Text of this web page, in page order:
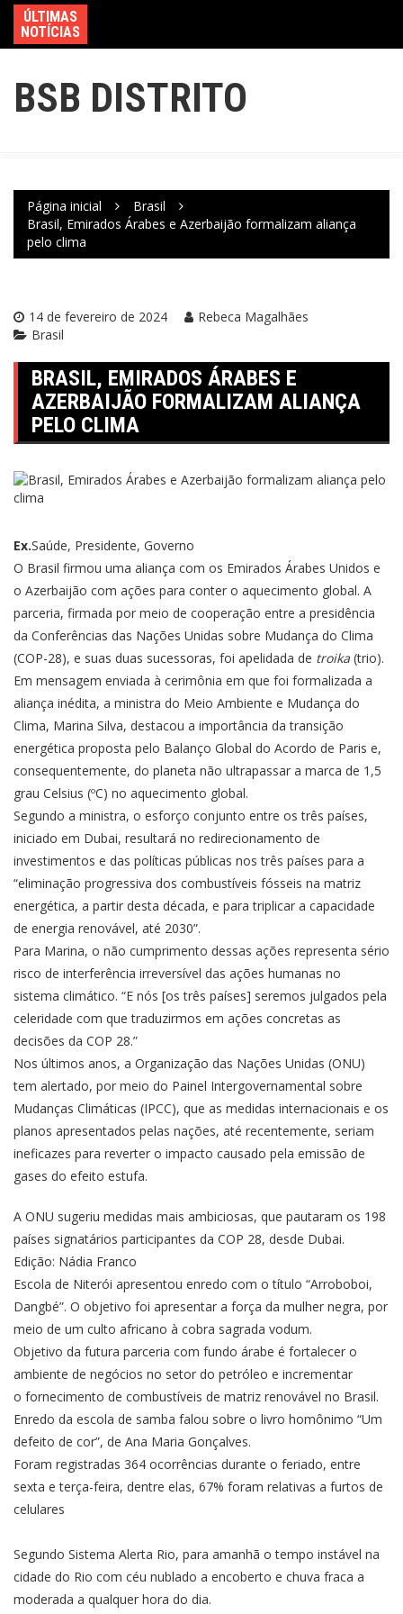
ÚLTIMAS
NOTÍCIAS
BSB DISTRITO
Página inicial
Brasil
Brasil, Emirados Árabes e Azerbaijão formalizam aliança
pelo clima
14 de fevereiro de 2024
Rebeca Magalhães
Brasil
BRASIL, EMIRADOS ÁRABES E
AZERBAIJÃO FORMALIZAM ALIANÇA
PELO CLIMA
Ex.Saúde, Presidente, Governo
O Brasil firmou uma aliança com os Emirados Árabes Unidos e
o Azerbaijão com ações para conter o aquecimento global. A
parceria, firmada por meio de cooperação entre a presidência
da Conferências das Nações Unidas sobre Mudança do Clima
(COP-28), e suas duas sucessoras, foi apelidada de troika (trio).
Em mensagem enviada à cerimônia em que foi formalizada a
aliança inédita, a ministra do Meio Ambiente e Mudança do
Clima, Marina Silva, destacou a importância da transição
energética proposta pelo Balanço Global do Acordo de Paris e,
consequentemente, do planeta não ultrapassar a marca de 1,5
grau Celsius (ºC) no aquecimento global.
Segundo a ministra, o esforço conjunto entre os três países,
iniciado em Dubai, resultará no redirecionamento de
investimentos e das políticas públicas nos três países para a
“eliminação progressiva dos combustíveis fósseis na matriz
energética, a partir desta década, e para triplicar a capacidade
de energia renovável, até 2030”.
Para Marina, o não cumprimento dessas ações representa sério
risco de interferência irreversível das ações humanas no
sistema climático. “E nós [os três países] seremos julgados pela
celeridade com que traduzirmos em ações concretas as
decisões da COP 28.”
Nos últimos anos, a Organização das Nações Unidas (ONU)
tem alertado, por meio do Painel Intergovernamental sobre
Mudanças Climáticas (IPCC), que as medidas internacionais e os
planos apresentados pelas nações, até recentemente, seriam
ineficazes para reverter o impacto causado pela emissão de
gases do efeito estufa.
A ONU sugeriu medidas mais ambiciosas, que pautaram os 198
países signatários participantes da COP 28, desde Dubai.
Edição: Nádia Franco
Escola de Niterói apresentou enredo com o título “Arroboboi,
Dangbé”. O objetivo foi apresentar a força da mulher negra, por
meio de um culto africano à cobra sagrada vodum.
Objetivo da futura parceria com fundo árabe é fortalecer o
ambiente de negócios no setor do petróleo e incrementar
o fornecimento de combustíveis de matriz renovável no Brasil.
Enredo da escola de samba falou sobre o livro homônimo “Um
defeito de cor”, de Ana Maria Gonçalves.
Foram registradas 364 ocorrências durante o feriado, entre
sexta e terça-feira, dentre elas, 67% foram relativas a furtos de
celulares
Segundo Sistema Alerta Rio, para amanhã o tempo instável na
cidade do Rio com céu nublado a encoberto e chuva fraca a
moderada a qualquer hora do dia.